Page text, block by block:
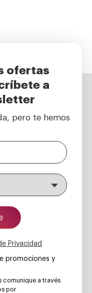
ofertas
a
pero te hemos
Privacidad
promociones y
comunique a través
por